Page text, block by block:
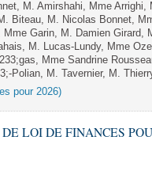
M. Amirshahi, Mme
Biteau, M. Nicolas Bonnet,
Garin, M. Damien Girard,
M. Lucas-Lundy, Mme
Mme Sandrine
Polian, M. Tavernier, M.
pour 2026)
LOI DE FINANCES